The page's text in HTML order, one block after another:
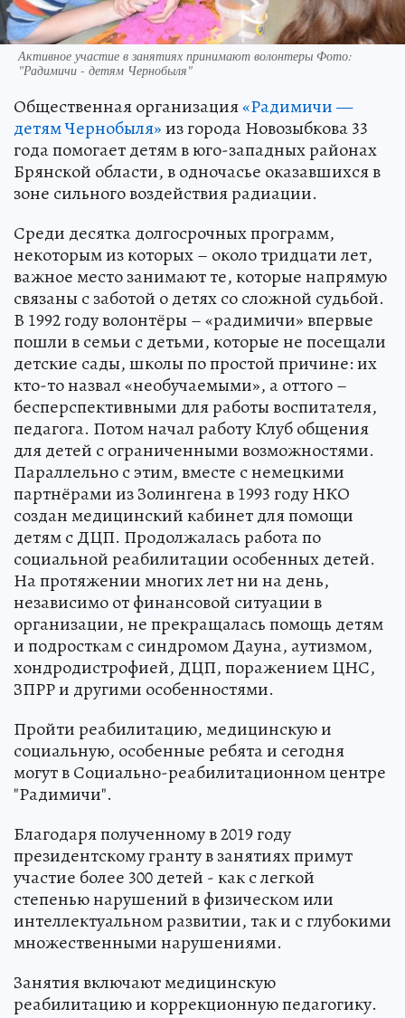
Активное участие в занятиях принимают волонтеры Фото:
"Радимичи - детям Чернобыля"
Общественная организация«Радимичи —
детям Чернобыля»из города Новозыбкова 33
года помогает детям в юго-западных районах
Брянской области, в одночасье оказавшихся в
зоне сильного воздействия радиации.
Среди десятка долгосрочных программ,
некоторым из которых – около тридцати лет,
важное место занимают те, которые напрямую
связаны с заботой о детях со сложной судьбой.
В 1992 году волонтёры – «радимичи» впервые
пошли в семьи с детьми, которые не посещали
детские сады, школы по простой причине: их
кто-то назвал «необучаемыми», а оттого –
бесперспективными для работы воспитателя,
педагога. Потом начал работу Клуб общения
для детей с ограниченными возможностями.
Параллельно с этим, вместе с немецкими
партнёрами из Золингена в 1993 году НКО
создан медицинский кабинет для помощи
детям с ДЦП. Продолжалась работа по
социальной реабилитации особенных детей.
На протяжении многих лет ни на день,
независимо от финансовой ситуации в
организации, не прекращалась помощь детям
и подросткам с синдромом Дауна, аутизмом,
хондродистрофией, ДЦП, поражением ЦНС,
ЗПРР и другими особенностями.
Пройти реабилитацию, медицинскую и
социальную, особенные ребята и сегодня
могут в Социально-реабилитационном центре
"Радимичи".
Благодаря полученному в 2019 году
президентскому гранту в занятиях примут
участие более 300 детей - как с легкой
степенью нарушений в физическом или
интеллектуальном развитии, так и с глубокими
множественными нарушениями.
Занятия включают медицинскую
реабилитацию и коррекционную педагогику.